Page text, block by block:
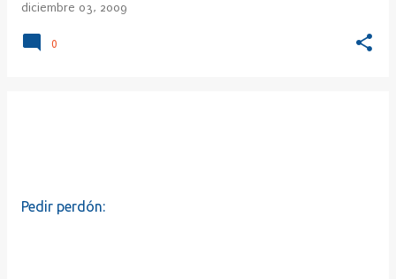
diciembre 03, 2009
0
Pedir perdón: